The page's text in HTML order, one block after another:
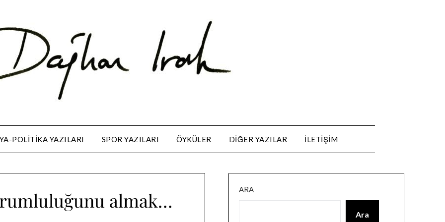
POLITIKA YAZILARI SPOR YAZILARI ÖYKÜLER DIĞER YAZILAR ILETIŞIM
almak… ARA
Ara